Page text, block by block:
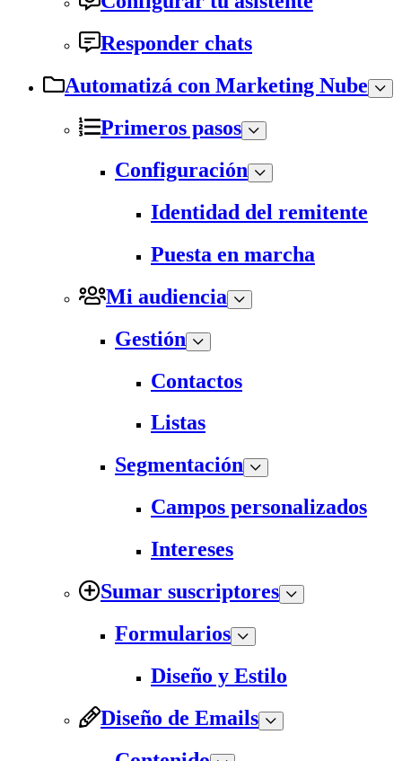
Responder chats
Automatizá con Marketing Nube
Primeros pasos
Configuración
Identidad del remitente
Puesta en marcha
Mi audiencia
Gestión
Contactos
Listas
Segmentación
Campos personalizados
Intereses
Sumar suscriptores
Formularios
Diseño y Estilo
Diseño de Emails